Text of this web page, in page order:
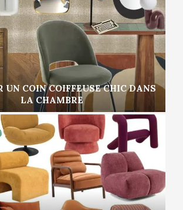
UN COIN COIFFEUSE CHIC DANS
LA CHAMBRE